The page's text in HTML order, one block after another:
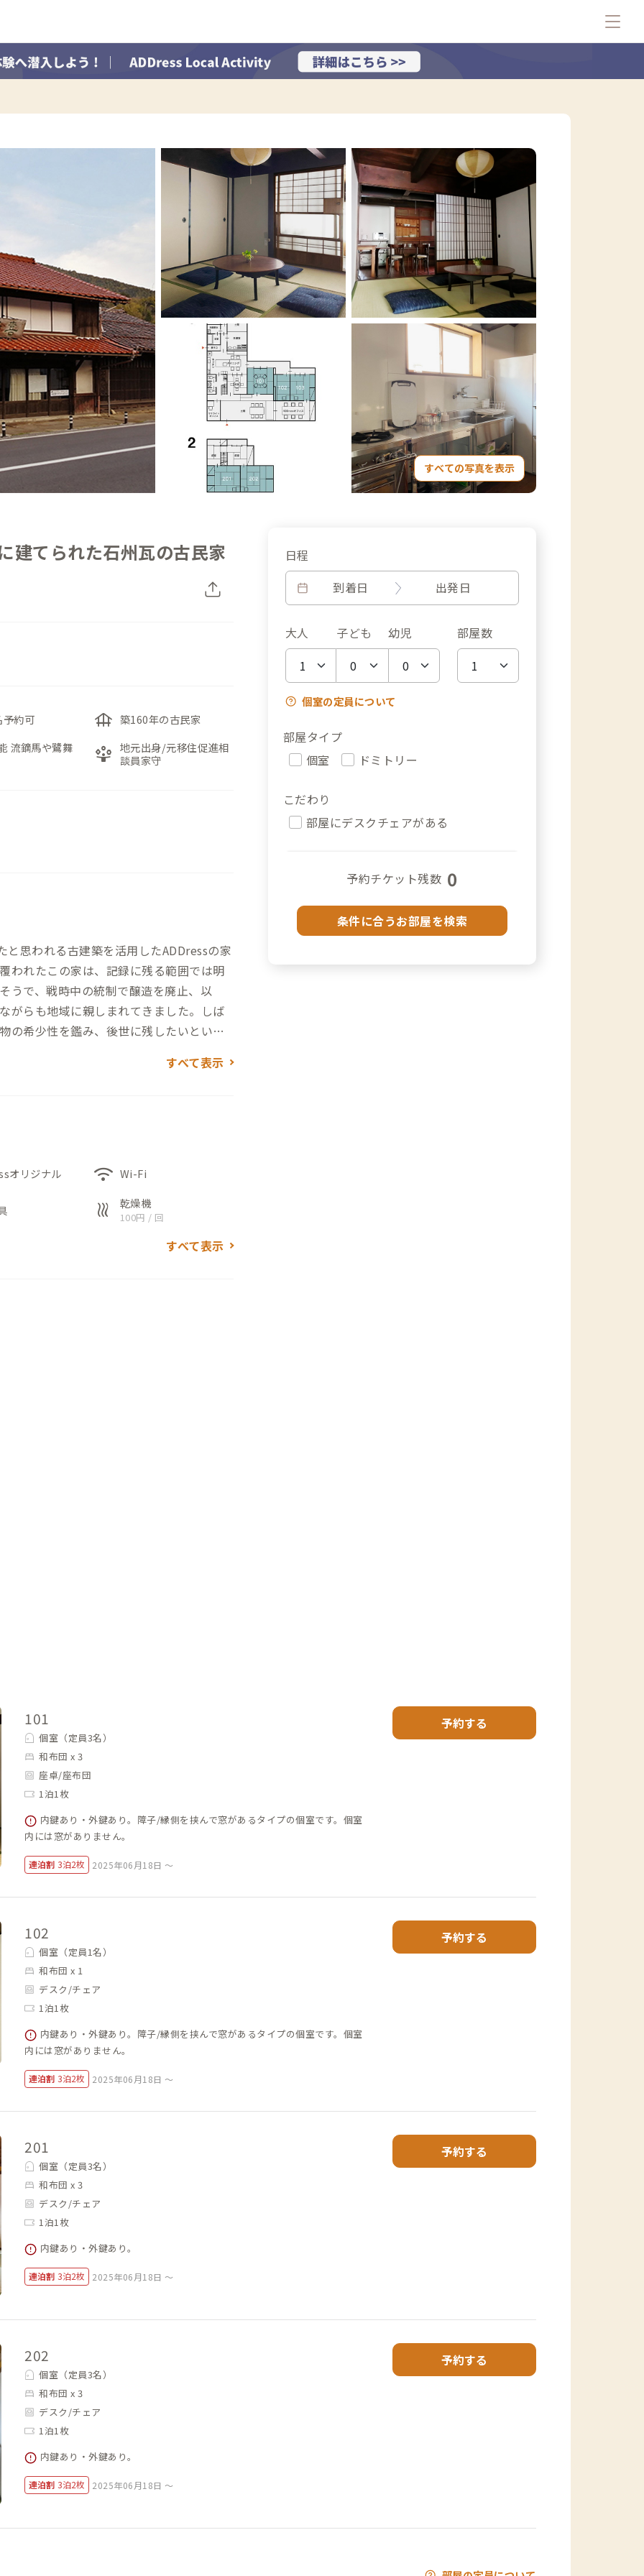
すべての写真を表示
建てられた石州瓦の古民家
予約可 foundation 築160年の古民家
流鏑馬や鷺舞
person_play 地元出身/元移住促進相
談員家守
思われる古建築を活用したADDressの家
われたこの家は、記録に残る範囲では明
うで、戦時中の統制で醸造を廃止、以
がらも地域に親しまれてきました。しば
の希少性を鑑み、後世に残したいという
やADDressのサテライトオフィスが入る
大勢での食事も可能にします。WC、浴
すべて表示
オリジナル wifi Wi-Fi
heat 乾燥機
100円 / 回
すべて表示
日程
到着日
出発日
大人 子ども 幼児 部屋数
個室の定員について
部屋タイプ
個室
ドミトリー
こだわり
部屋にデスクチェアがある
予約チケット残数 0
条件に合うお部屋を検索
101
個室（定員3名）
和布団 x 3
座卓/座布団
1泊1枚
内鍵あり・外鍵あり。障子/縁側を挟んで窓があるタイプの個室です。個室
内には窓がありません。
連泊割 3泊2枚 2025年06月18日 ～
予約する
102
個室（定員1名）
和布団 x 1
デスク/チェア
1泊1枚
内鍵あり・外鍵あり。障子/縁側を挟んで窓があるタイプの個室です。個室
内には窓がありません。
連泊割 3泊2枚 2025年06月18日 ～
予約する
201
個室（定員3名）
和布団 x 3
デスク/チェア
1泊1枚
内鍵あり・外鍵あり。
連泊割 3泊2枚 2025年06月18日 ～
予約する
202
個室（定員3名）
和布団 x 3
デスク/チェア
1泊1枚
内鍵あり・外鍵あり。
連泊割 3泊2枚 2025年06月18日 ～
予約する